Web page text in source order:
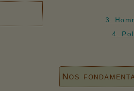
3.
4.
Nos